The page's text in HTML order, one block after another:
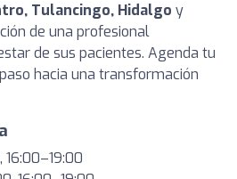
Tulancingo, Hidalgo y
de una profesional
de sus pacientes. Agenda tu
hacia una transformación
16:00–19:00